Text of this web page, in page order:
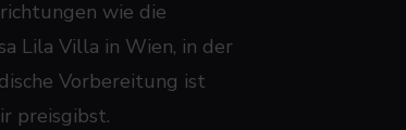
wie die
Lila Villa in Wien, in der
Vorbereitung ist
preisgibst.